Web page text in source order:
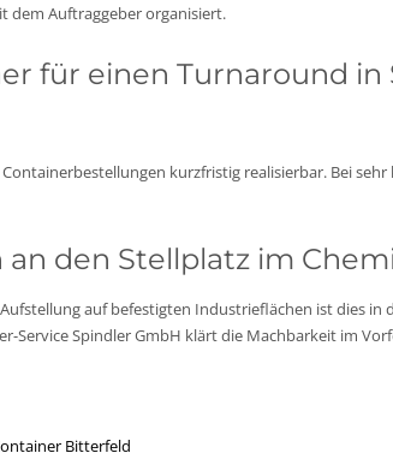
dem Auftraggeber organisiert.
für einen Turnaround in
kurzfristig realisierbar. Bei
den Stellplatz im
auf befestigten Industrieflächen ist dies in
Service Spindler GmbH klärt die Machbarkeit im
Bitterfeld